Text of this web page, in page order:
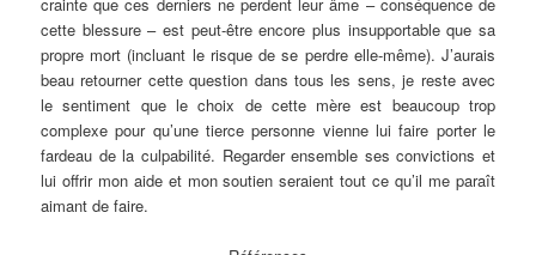
cette blessure – est peut-être encore plus insupportable que sa
propre mort (incluant le risque de se perdre elle-même). J’aurais
beau retourner cette question dans tous les sens, je reste avec
le sentiment que le choix de cette mère est beaucoup trop
complexe pour qu’une tierce personne vienne lui faire porter le
fardeau de la culpabilité. Regarder ensemble ses convictions et
lui offrir mon aide et mon soutien seraient tout ce qu’il me paraît
aimant de faire.